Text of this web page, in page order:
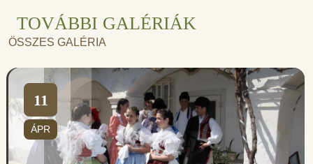
TOVÁBBI GALÉRIÁK
ÖSSZES GALÉRIA
11
ÁPR